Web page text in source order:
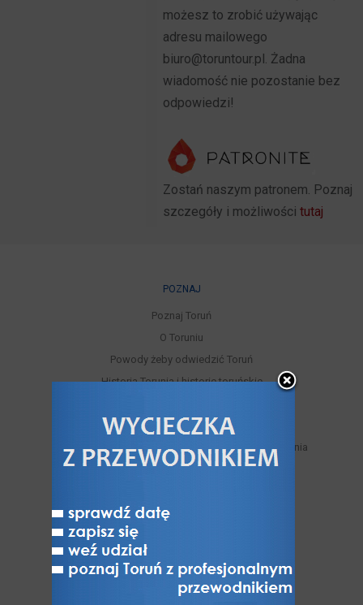
możesz to zrobić używając
adresu mailowego
biuro@toruntour.pl. Żadna
wiadomość nie pozostanie bez
odpowiedzi!
Zostań naszym patronem. Poznaj
szczegóły i możliwości tutaj
POZNAJ
Poznaj Toruń
O Toruniu
Powody żeby odwiedzić Toruń
Historia Torunia i historie toruńskie
Zabytki niezachowane
Miejskie trasy turystyczne samodzielnego zwiedzania
Legendy toruńskie
Jak Toruń z Bydgoszczą
Toruń - miasto NAJ-pierwsze
Toruń niedostępny
Varia